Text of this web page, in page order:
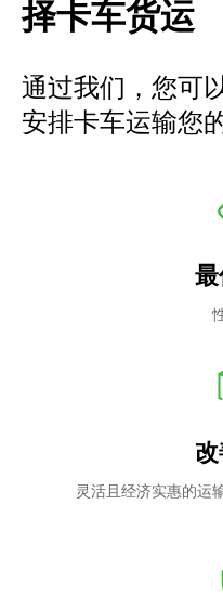
择卡车货运
通过我们，您可
安排卡车运输您
灵活且经济实惠的运